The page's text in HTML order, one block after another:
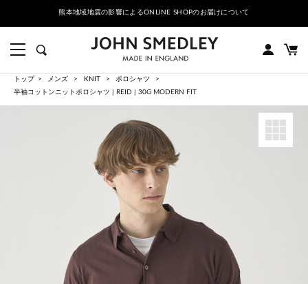
熊本地域地震の影響によるONLINE SHOPのお届けについて
トップ メンズ KNIT
ポロシャツ
半袖コットンニットポロシャツ | REID | 30G MODERN FIT